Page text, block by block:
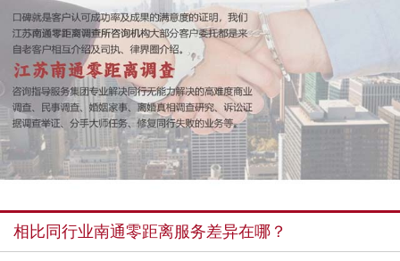
相比同行业南通零距离服务差异在哪？